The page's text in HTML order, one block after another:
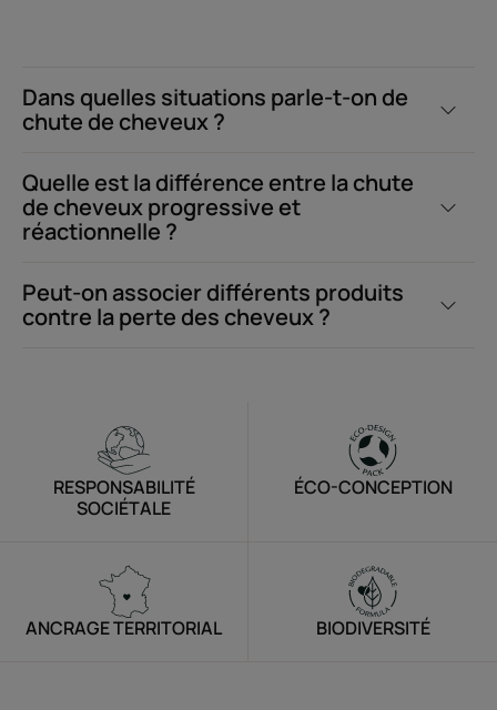
Dans quelles situations parle-t-on de
chute de cheveux ?
Quelle est la différence entre la chute
de cheveux progressive et
réactionnelle ?
Peut-on associer différents produits
contre la perte des cheveux ?
RESPONSABILITÉ
SOCIÉTALE
ÉCO-CONCEPTION
ANCRAGE TERRITORIAL BIODIVERSITÉ